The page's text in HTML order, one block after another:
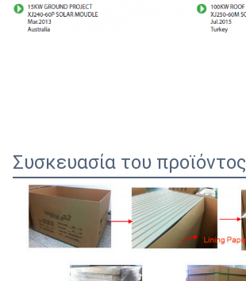
Συσκευασία του προϊόντος